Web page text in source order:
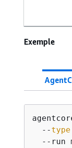
Exemple
  --
type
--run